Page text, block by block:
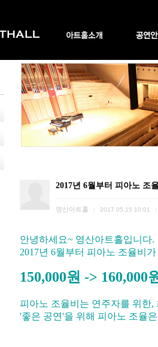
2017년 6월부터 피아노 조
영산아트홀 2017.05.15 10:01
안녕하세요~ 영산아트홀입니다.
2017년 6월부터 피아노 조율비
150,000원 -> 160,000
피아노 조율비는 연주자를 위한
'좋은 공연'을 위해 피아노 조율